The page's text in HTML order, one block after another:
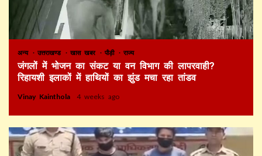
अन्य उत्तराखण्ड खास खबर पौड़ी राज्य
जंगलों में भोजन का संकट या वन विभाग की लापरवाही?
रिहायशी इलाकों में हाथियों का झुंड मचा रहा तांडव
Vinay Kainthola 4 weeks ago